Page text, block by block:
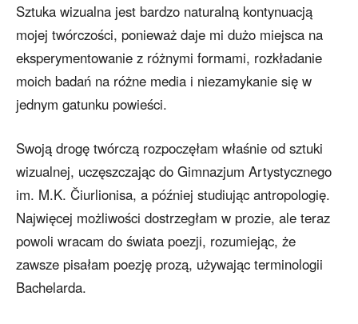
Sztuka wizualna jest bardzo naturalną kontynuacją
mojej twórczości, ponieważ daje mi dużo miejsca na
eksperymentowanie z różnymi formami, rozkładanie
moich badań na różne media i niezamykanie się w
jednym gatunku powieści.
Swoją drogę twórczą rozpoczęłam właśnie od sztuki
wizualnej, uczęszczając do Gimnazjum Artystycznego
im. M.K. Čiurlionisa, a później studiując antropologię.
Najwięcej możliwości dostrzegłam w prozie, ale teraz
powoli wracam do świata poezji, rozumiejąc, że
zawsze pisałam poezję prozą, używając terminologii
Bachelarda.